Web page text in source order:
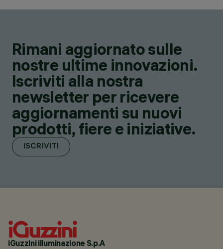
Rimani aggiornato sulle
nostre ultime innovazioni.
Iscriviti alla nostra
newsletter per ricevere
aggiornamenti su nuovi
prodotti, fiere e iniziative.
ISCRIVITI
iGuzzini illuminazione S.p.A